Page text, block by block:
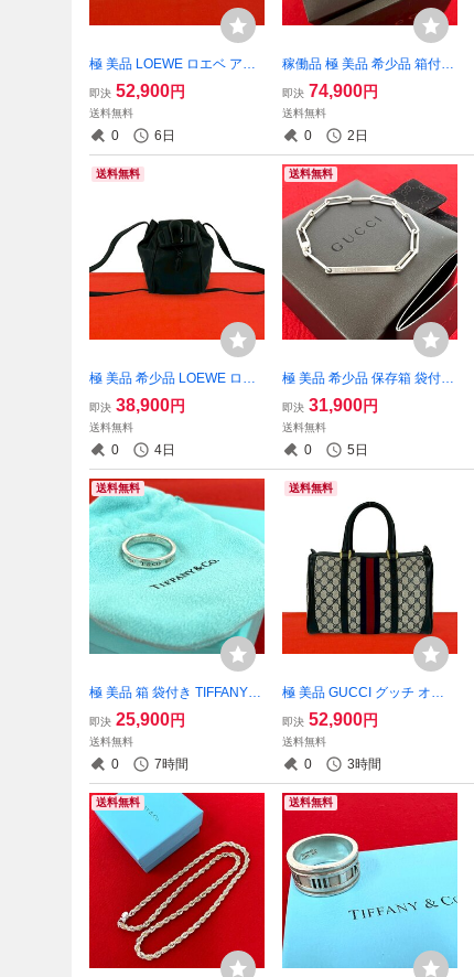
極 美品 LOEWE ロエベ アナ
グラム ロゴ レザー 本革 巾着
ショルダーバッグ サコッシ
ュ ポシェット クロスボディ
バッグ ブラック 82953
即決 52,900円
送料無料
0 6日
稼働品 極 美品 希少品 箱付き
GUCCI グッチ GG ロゴ ステ
ンレススチール クォーツ 腕
時計 リストウォッチ シルバ
ー 32380
即決 74,900円
送料無料
0 2日
送料無料
極 美品 希少品 LOEWE ロエ
ベ ヴィンテージ ロゴ レザー
本革 ミニ 巾着 ショルダーバ
ッグ ポシェット サコッシュ
ブラック 黒 16873
即決 38,900円
送料無料
0 4日
送料無料
極 美品 希少品 保存箱 袋付き
GUCCI グッチ ロゴ プレート
ブレスレット シルバー925
チェーン アクセサリー シル
バー 35311
即決 31,900円
送料無料
0 5日
送料無料
極 美品 箱 袋付き TIFFANY&
Co. ティファニー ヴィンテー
ジ ナロー リング シルバー92
5 指輪 13.5号 アクセサリー
シルバー 401-2
即決 25,900円
送料無料
0 7時間
送料無料
極 美品 GUCCI グッチ オー
ルドグッチ ヴィンテージ シ
ェリーライン GG ロゴ レザ
ー ハンドバッグ ミニ ボスト
ンバッグ ネイビー 25932
即決 52,900円
送料無料
0 3時間
送料無料 送料無料